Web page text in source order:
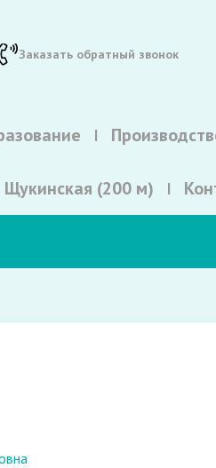
Заказать обратный звонок
Щукинская (200 м)